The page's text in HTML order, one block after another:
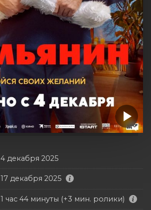
4 декабря 2025
17 декабря 2025
1 час 44 минуты (+3 мин. ролики)